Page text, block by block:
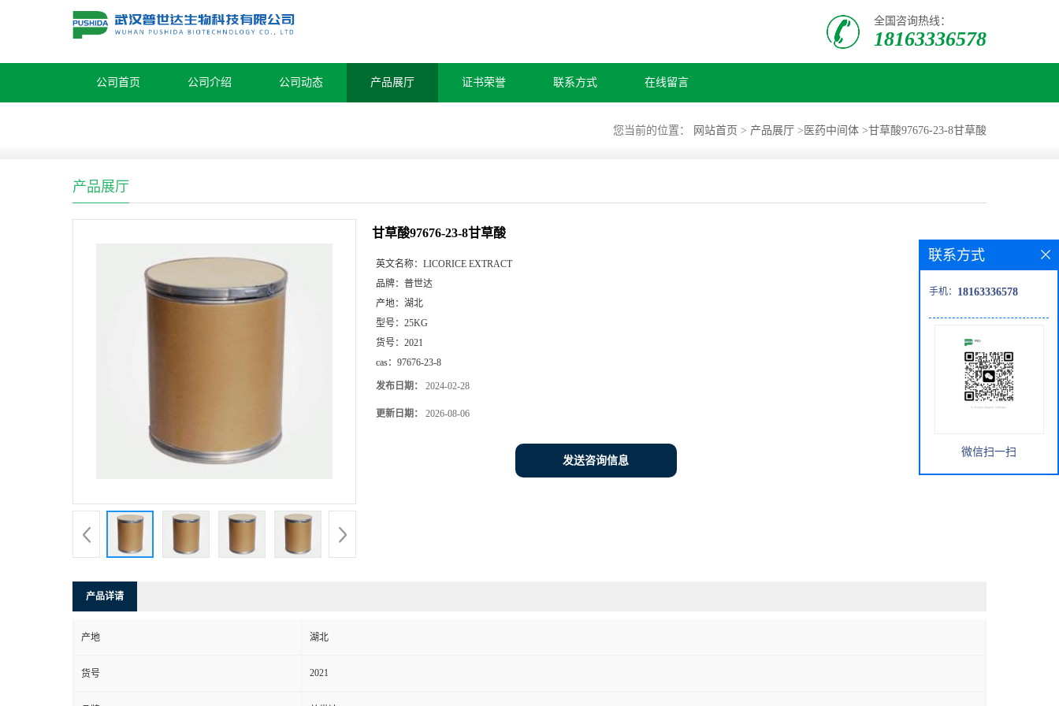
全国咨询热线：
18163336578
公司首页 公司介绍 公司动态 产品展厅 证书荣誉 联系方式 在线留言
您当前的位置： 网站首页 > 产品展厅 > 医药中间体 >甘草酸97676-23-8甘草酸
产品展厅
甘草酸97676-23-8甘草酸
英文名称： LICORICE EXTRACT
品牌： 普世达
产地： 湖北
型号： 25KG
货号： 2021
cas： 97676-23-8
发布日期： 2024-02-28
更新日期： 2026-08-06
发送咨询信息
产品详请
产地 湖北
货号 2021
联系方式
手机： 18163336578
微信扫一扫